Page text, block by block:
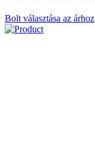
Bolt választása az árhoz